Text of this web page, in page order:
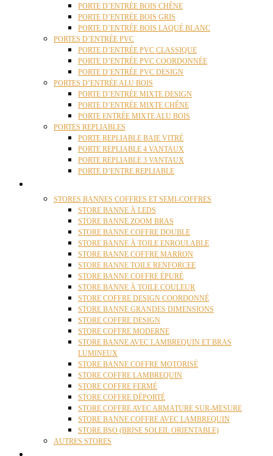
PORTE D’ENTRÉE BOIS CHÊNE
PORTE D’ENTRÉE BOIS GRIS
PORTE D’ENTRÉE BOIS LAQUÉ BLANC
PORTES D’ENTRÉE PVC
PORTE D’ENTRÉE PVC CLASSIQUE
PORTE D’ENTRÉE PVC COORDONNÉE
PORTE D’ENTRÉE PVC DESIGN
PORTES D’ENTRÉE ALU BOIS
PORTE D’ENTRÉE MIXTE DESIGN
PORTE D’ENTRÉE MIXTE CHÊNE
PORTE ENTRÉE MIXTE ALU BOIS
PORTES REPLIABLES
PORTE REPLIABLE BAIE VITRÉ
PORTE REPLIABLE 4 VANTAUX
PORTE REPLIABLE 3 VANTAUX
PORTE D’ENTRE REPLIABLE
STORES BANNES COFFRES ET SEMI-COFFRES
STORE BANNE À LEDS
STORE BANNE ZOOM BRAS
STORE BANNE COFFRE DOUBLE
STORE BANNE À TOILE ENROULABLE
STORE BANNE COFFRE MARRON
STORE BANNE TOILE RENFORCEE
STORE BANNE COFFRE ÉPURÉ
STORE BANNE À TOILE COULEUR
STORE COFFRE DESIGN COORDONNÉ
STORE BANNE GRANDES DIMENSIONS
STORE COFFRE DESIGN
STORE COFFRE MODERNE
STORE BANNE AVEC LAMBREQUIN ET BRAS
LUMINEUX
STORE BANNE COFFRE MOTORISÉ
STORE COFFRE LAMBREQUIN
STORE COFFRE FERMÉ
STORE COFFRE DÉPORTÉ
STORE COFFRE AVEC ARMATURE SUR-MESURE
STORE BANNE COFFRE AVEC LAMBREQUIN
STORE BSO (BRISE SOLEIL ORIENTABLE)
AUTRES STORES